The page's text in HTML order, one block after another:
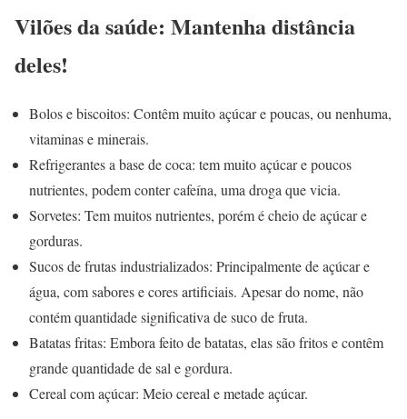
Vilões da saúde: Mantenha distância
deles!
Bolos e biscoitos: Contêm muito açúcar e poucas, ou nenhuma,
vitaminas e minerais.
Refrigerantes a base de coca: tem muito açúcar e poucos
nutrientes, podem conter cafeína, uma droga que vicia.
Sorvetes: Tem muitos nutrientes, porém é cheio de açúcar e
gorduras.
Sucos de frutas industrializados: Principalmente de açúcar e
água, com sabores e cores artificiais. Apesar do nome, não
contém quantidade significativa de suco de fruta.
Batatas fritas: Embora feito de batatas, elas são fritos e contêm
grande quantidade de sal e gordura.
Cereal com açúcar: Meio cereal e metade açúcar.